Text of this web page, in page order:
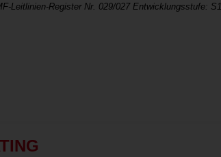
Leitlinien-Register Nr. 029/027 Entwicklungsstufe: S1.